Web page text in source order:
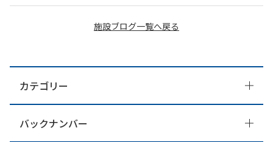
施設ブログ一覧へ戻る
カテゴリー
バックナンバー